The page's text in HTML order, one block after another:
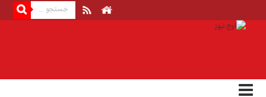
صفحه
اصلی